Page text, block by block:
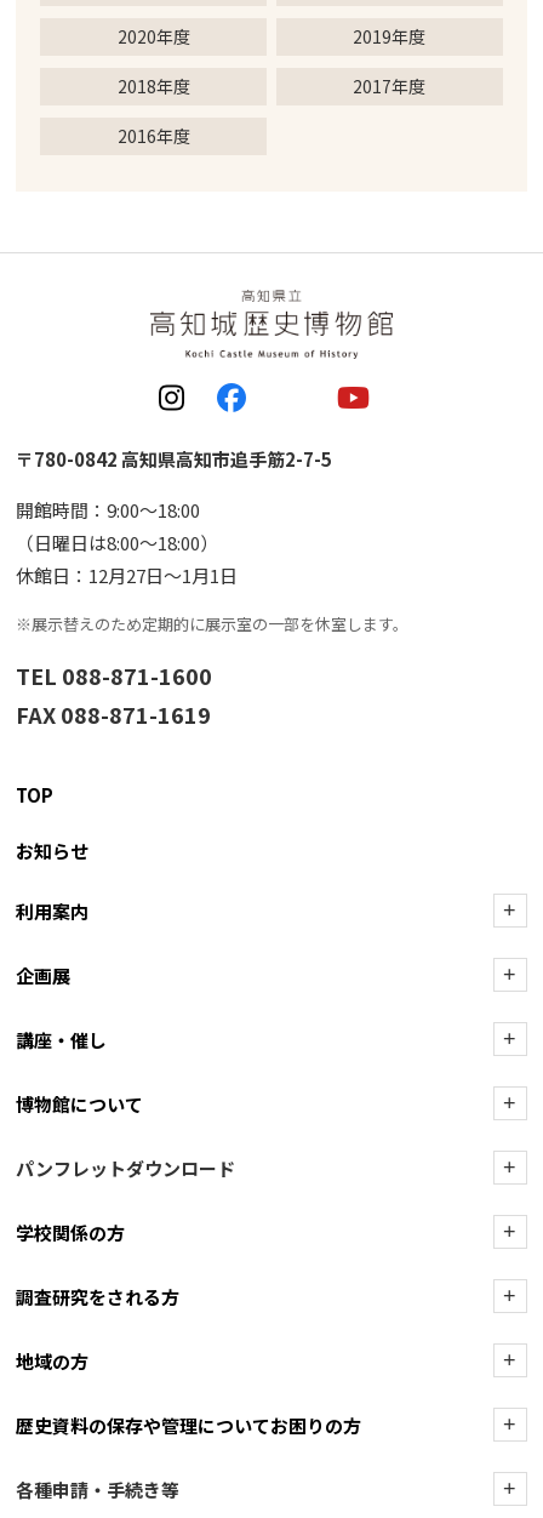
2020年度 2019年度
2018年度 2017年度
2016年度
〒780-0842 高知県高知市追手筋2-7-5
開館時間：9:00〜18:00
（日曜日は8:00〜18:00）
休館日：12月27日〜1月1日
※展示替えのため定期的に展示室の一部を休室します。
TEL 088-871-1600
FAX 088-871-1619
TOP
お知らせ
利用案内 +
企画展 +
講座・催し +
博物館について +
パンフレットダウンロード +
学校関係の方 +
調査研究をされる方 +
地域の方 +
歴史資料の保存や管理についてお困りの方 +
各種申請・手続き等 +